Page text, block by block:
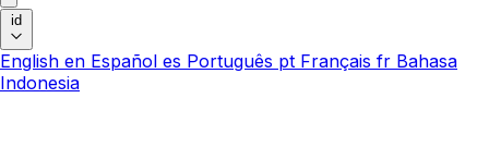
id
English en Español es Português pt Français fr Bahasa
Indonesia